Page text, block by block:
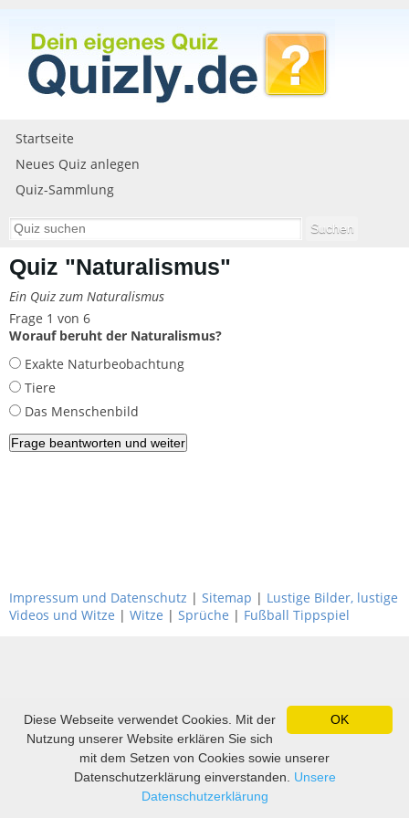
Startseite
Neues Quiz anlegen
Quiz-Sammlung
Quiz "Naturalismus"
Ein Quiz zum Naturalismus
Frage 1 von 6
Worauf beruht der Naturalismus?
Exakte Naturbeobachtung
Tiere
Das Menschenbild
Impressum und Datenschutz | Sitemap | Lustige Bilder, lustige
Videos und Witze | Witze | Sprüche | Fußball Tippspiel
OK
Diese Webseite verwendet Cookies. Mit der
Nutzung unserer Website erklären Sie sich
mit dem Setzen von Cookies sowie unserer
Datenschutzerklärung einverstanden. Unsere
Datenschutzerklärung